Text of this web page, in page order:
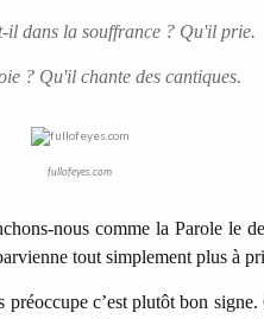
il dans la souffrance ? Qu'il prie.
? Qu'il chante des cantiques.
fullofeyes.com
nous comme la Parole le
tout simplement plus à
c’est plutôt bon signe.